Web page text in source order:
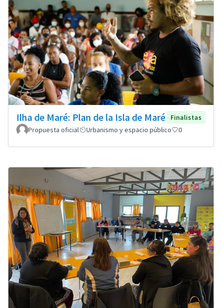
Ilha de Maré: Plan de la Isla de Maré
Finalistas
Propuesta oficial
Urbanismo y espacio público 0